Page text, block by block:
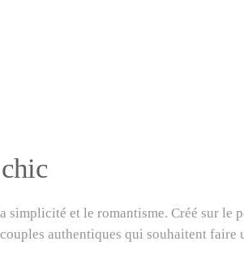
simplicité et le romantisme. Créé sur le
authentiques qui souhaitent